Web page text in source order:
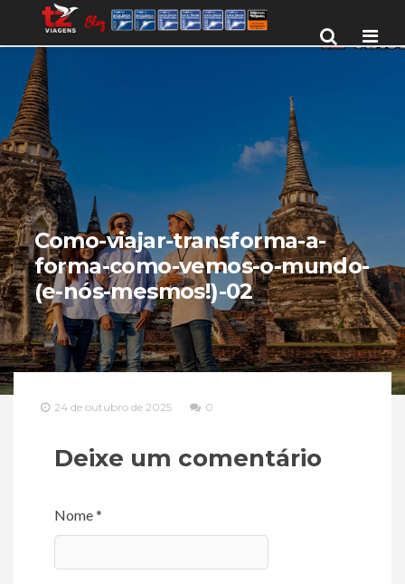
Como-viajar-transforma-a-
forma-como-vemos-o-mundo-
(e-nós-mesmos!)-02
24 de outubro de 2025 0
Deixe um comentário
Nome *